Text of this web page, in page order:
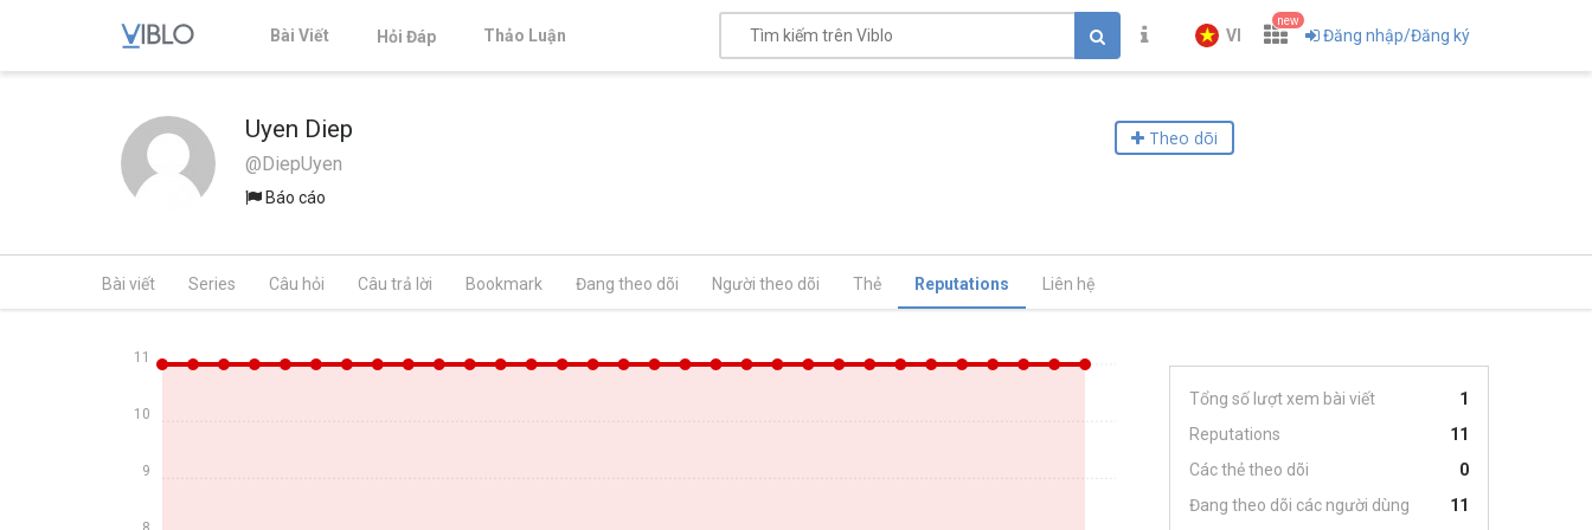
Bài Viết Hỏi Đáp Thảo Luận VI
new
Đăng nhập/Đăng ký
Uyen Diep
@DiepUyen
Báo cáo
Theo dõi
Bài viết Series Câu hỏi Câu trả lời Bookmark Đang theo dõi Người theo dõi Thẻ Reputations Liên hệ
9
10
11
Tổng số lượt xem bài viết
1
Reputations
11
Các thẻ theo dõi
0
Đang theo dõi các người dùng
11